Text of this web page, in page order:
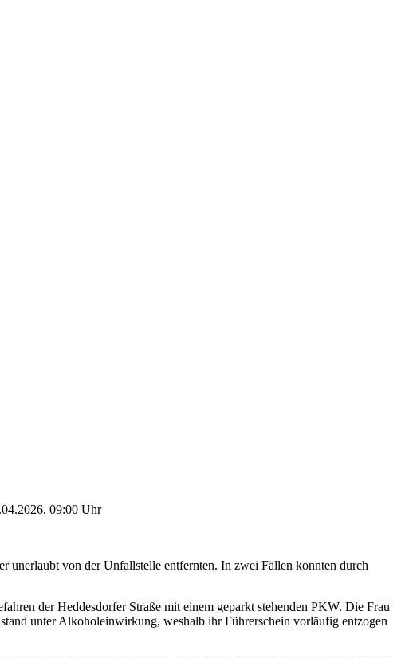
09:00 Uhr
unerlaubt von der Unfallstelle entfernten. In zwei Fällen konnten durch
der Heddesdorfer Straße mit einem geparkt stehenden PKW. Die Frau
unter Alkoholeinwirkung, weshalb ihr Führerschein vorläufig entzogen